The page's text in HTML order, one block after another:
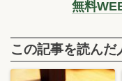
無料
この記事を読んだ